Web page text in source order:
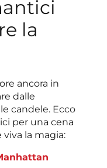
la
ancora in
dalle
candele. Ecco
per una cena
la magia: